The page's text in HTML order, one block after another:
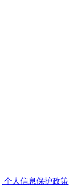
个人信息保护政策